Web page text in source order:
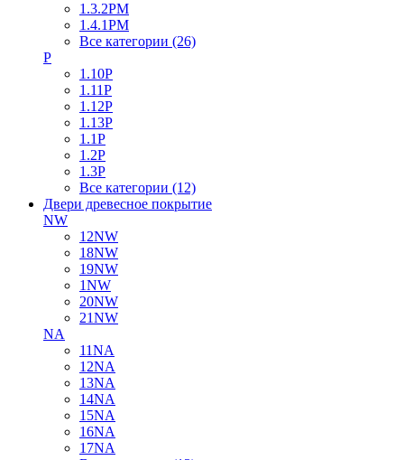
1.3.2PM
1.4.1PM
Все категории (26)
P
1.10P
1.11P
1.12P
1.13P
1.1P
1.2P
1.3P
Все категории (12)
Двери древесное покрытие
NW
12NW
18NW
19NW
1NW
20NW
21NW
NA
11NA
12NA
13NA
14NA
15NA
16NA
17NA